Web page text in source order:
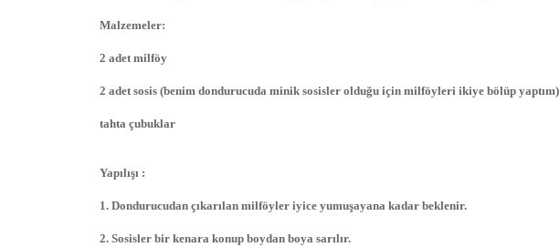
Malzemeler:
2 adet milföy
2 adet sosis (benim dondurucuda minik sosisler olduğu için milföyleri ikiye bölüp yaptım)
tahta çubuklar
Yapılışı :
1. Dondurucudan çıkarılan milföyler iyice yumuşayana kadar beklenir.
2. Sosisler bir kenara konup boydan boya sarılır.